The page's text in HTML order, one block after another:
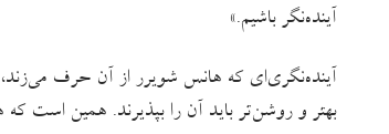
آینده‌نگر باشیم.»
آینده‌نگری‌ای که هانس شویرر از آن حرف
بهتر و روشن‌تر باید آن را بپذیرند. همین است